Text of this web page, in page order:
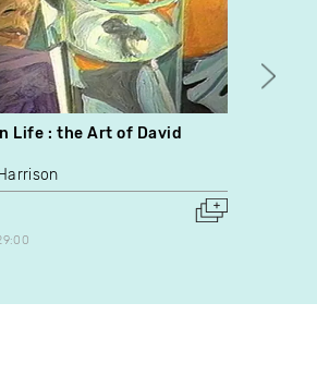
Life : the Art of David